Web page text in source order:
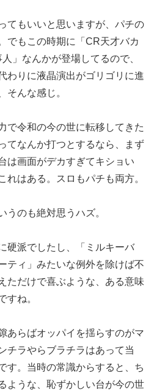
てもいいと思いますが、パチの
でもこの時期に「CR天才バカ
」なんかが登場してるので、
わりに液晶演出がゴリゴリに進
そんな感じ。
で令和の今の世に転移してきた
てなんか打つとするなら、まず
は画面がデカすぎてキショい
れはある。スロもパチも両方。
うのも絶対思うハズ。
硬派でしたし、「ミルキーバ
ティ」みたいな例外を除けば不
ただけで喜ぶような、 ある意味
すね。
あらばオッパイを揺らすのがマ
チラやらブラチラはあって当
す。当時の常識からすると、ち
よ うな、恥ずかしい台が今の世